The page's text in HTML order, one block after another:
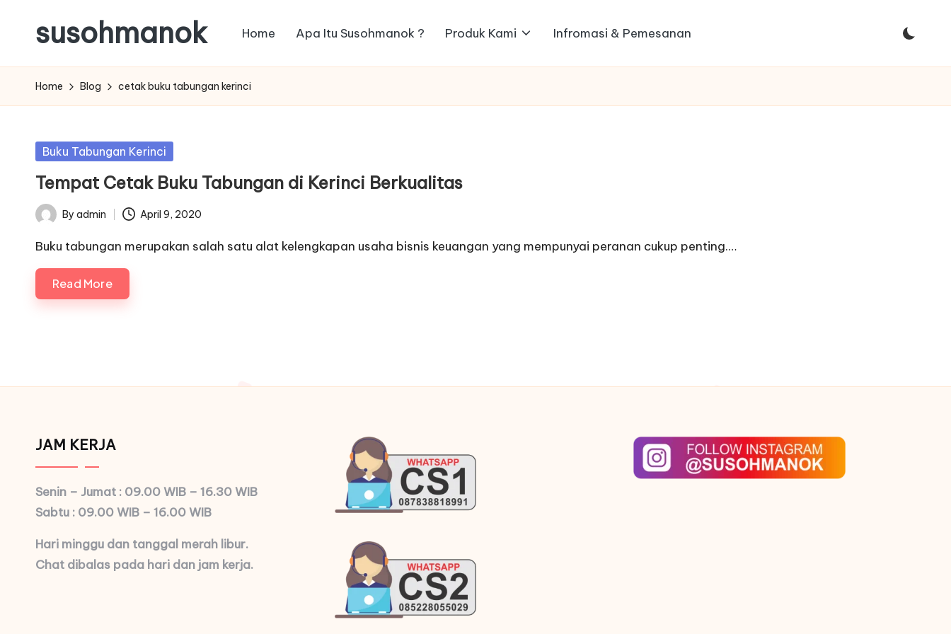
content
susohmanok Home Apa Itu Susohmanok ? Produk Kami Infromasi & Pemesanan
Home Blog cetak buku tabungan kerinci
Posted
Buku Tabungan Kerinci
Tempat Cetak Buku Tabungan di Kerinci Berkualitas
Posted
by
By admin April 9, 2020
Buku tabungan merupakan salah satu alat kelengkapan usaha bisnis keuangan yang mempunyai peranan cukup penting.…
Read More
JAM KERJA
Senin – Jumat : 09.00 WIB – 16.30 WIB
Sabtu : 09.00 WIB – 16.00 WIB
Hari minggu dan tanggal merah libur.
Chat dibalas pada hari dan jam kerja.